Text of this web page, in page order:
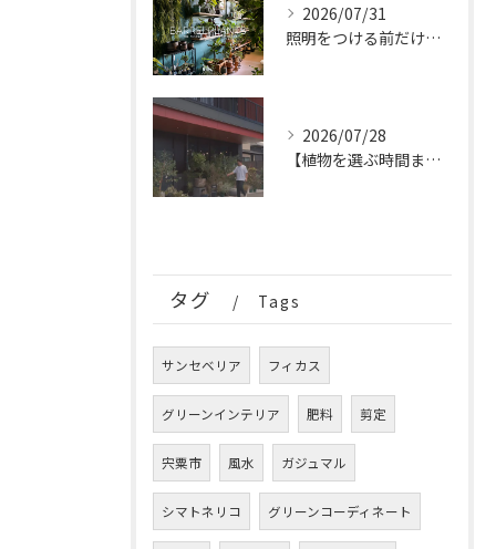
2026/07/31
照明をつける前だけの、特別な時間。
2026/07/28
【植物を選ぶ時間まで、特別なひとときに。
タグ Tags
サンセベリア フィカス
グリーンインテリア 肥料 剪定
宍粟市 風水 ガジュマル
シマトネリコ グリーンコーディネート